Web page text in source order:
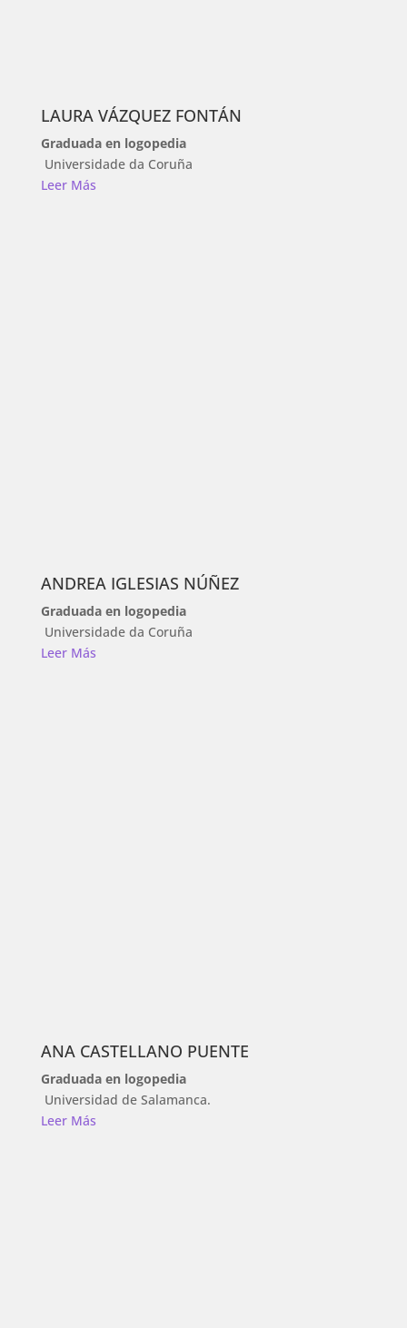
LAURA VÁZQUEZ FONTÁN
Graduada en logopedia
Universidade da Coruña
Leer Más
ANDREA IGLESIAS NÚÑEZ
Graduada en logopedia
Universidade da Coruña
Leer Más
ANA CASTELLANO PUENTE
Graduada en logopedia
Universidad de Salamanca.
Leer Más